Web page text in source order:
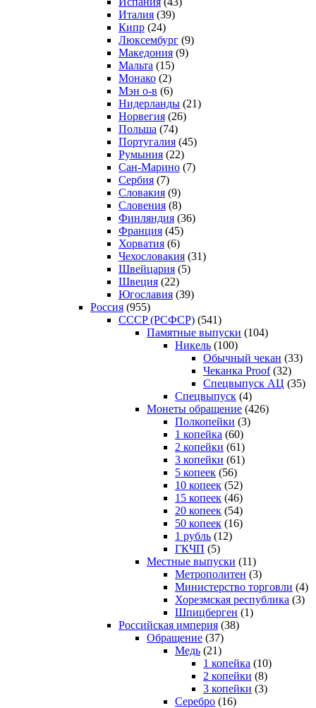
Италия (39)
Кипр (24)
Люксембург (9)
Македония (9)
Мальта (15)
Монако (2)
Мэн о-в (6)
Нидерланды (21)
Норвегия (26)
Польша (74)
Португалия (45)
Румыния (22)
Сан-Марино (7)
Сербия (7)
Словакия (9)
Словения (8)
Финляндия (36)
Франция (45)
Хорватия (6)
Чехословакия (31)
Швейцария (5)
Швеция (22)
Югославия (39)
Россия (955)
CCCP (РСФСР) (541)
Памятные выпуски (104)
Никель (100)
Обычный чекан (33)
Чеканка Proof(32)
Спецвыпуск АЦ (35)
Спецвыпуск (4)
Монеты обращение (426)
Полкопейки (3)
1 копейка (60)
2 копейки (61)
3 копейки (61)
5 копеек (56)
10 копеек (52)
15 копеек (46)
20 копеек (54)
50 копеек (16)
1 рубль (12)
ГКЧП (5)
Местные выпуски (11)
Метрополитен (3)
Министерство торговли (4)
Хорезмская республика (3)
Шпицберген (1)
Российская империя (38)
Обращение (37)
Медь (21)
1 копейка (10)
2 копейки (8)
3 копейки (3)
Серебро (16)